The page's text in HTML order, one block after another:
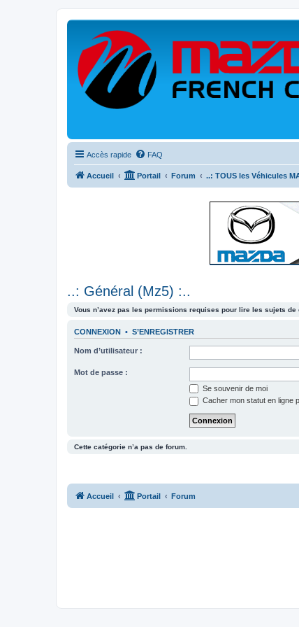
Accès rapide FAQ
Accueil Portail Forum ..: TOUS les Véhicules
..: Général (Mz5) :..
Vous n’avez pas les permissions requises pour lire les sujets de
CONNEXION • S’ENREGISTRER
Nom d’utilisateur :
Mot de passe :
Se souvenir de moi
Cacher mon statut en ligne
Cette catégorie n’a pas de forum.
Accueil Portail Forum